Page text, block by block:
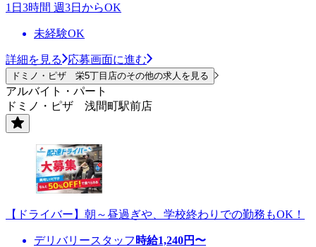
1日3時間 週3日からOK
未経験OK
詳細を見る 応募画面に進む
ドミノ・ピザ 栄5丁目店のその他の求人を見る
アルバイト・パート
ドミノ・ピザ 浅間町駅前店
【ドライバー】朝～昼過ぎや、学校終わりでの勤務もOK！
デリバリースタッフ 時給1,240円〜